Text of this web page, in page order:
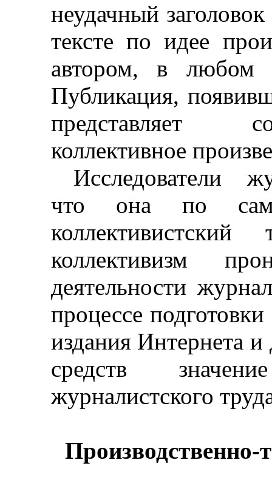
неудачный
тексте по идее
автором, в любом
Публикация,
представляет
коллективное
Исследователи
что она по
коллективизм
деятельности
процессе
издания Интернета
средств
журналистского
Производственно-